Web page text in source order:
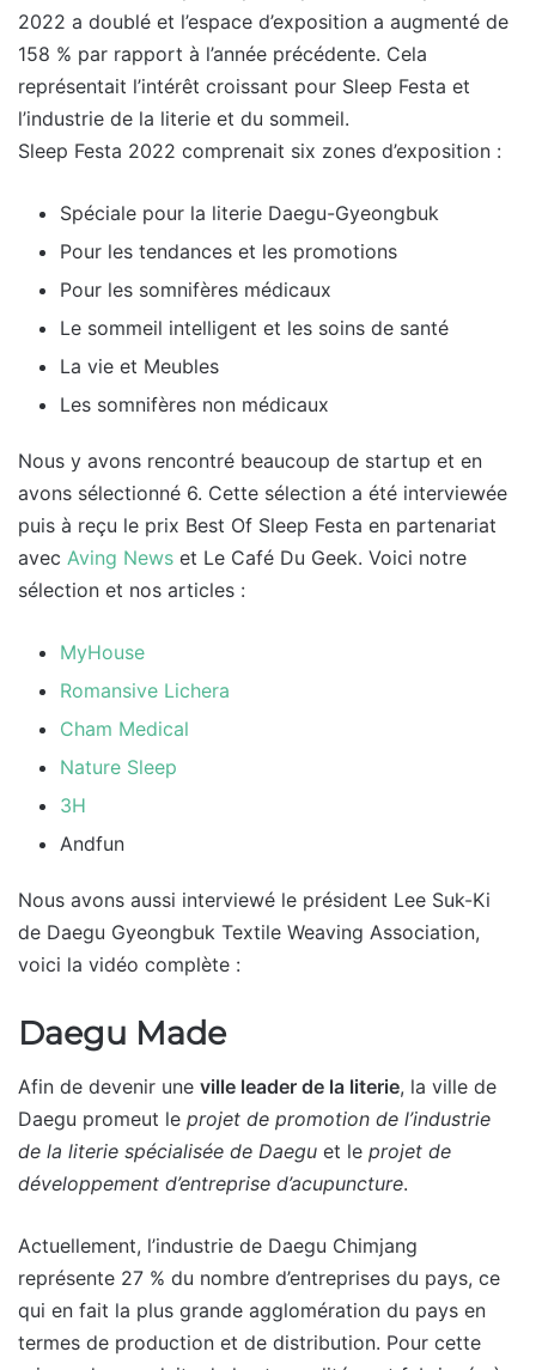
2022 a doublé et l’espace d’exposition a augmenté de
158 % par rapport à l’année précédente. Cela
représentait l’intérêt croissant pour Sleep Festa et
l’industrie de la literie et du sommeil.
Sleep Festa 2022 comprenait six zones d’exposition :
Spéciale pour la literie Daegu-Gyeongbuk
Pour les tendances et les promotions
Pour les somnifères médicaux
Le sommeil intelligent et les soins de santé
La vie et Meubles
Les somnifères non médicaux
Nous y avons rencontré beaucoup de startup et en
avons sélectionné 6. Cette sélection a été interviewée
puis à reçu le prix Best Of Sleep Festa en partenariat
avec Aving News et Le Café Du Geek. Voici notre
sélection et nos articles :
MyHouse
Romansive Lichera
Cham Medical
Nature Sleep
3H
Andfun
Nous avons aussi interviewé le président Lee Suk-Ki
de Daegu Gyeongbuk Textile Weaving Association,
voici la vidéo complète :
Daegu Made
Afin de devenir une ville leader de la literie, la ville de
Daegu promeut le projet de promotion de l’industrie
de la literie spécialisée de Daegu et le projet de
développement d’entreprise d’acupuncture.
Actuellement, l’industrie de Daegu Chimjang
représente 27 % du nombre d’entreprises du pays, ce
qui en fait la plus grande agglomération du pays en
termes de production et de distribution. Pour cette